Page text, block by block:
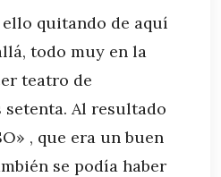
quitando de aquí
todo muy en la
teatro de
Al resultado
, que era un buen
se podía haber